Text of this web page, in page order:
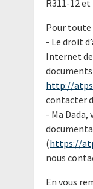
R311-12 et
Pour toute
- Le droit
Internet de
http://
contacter
- Ma
(https://
nous
En vous